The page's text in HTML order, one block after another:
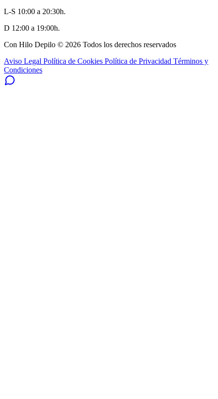
L-S 10:00 a 20:30h.
D 12:00 a 19:00h.
Con Hilo Depilo © 2026 Todos los derechos reservados
Aviso Legal Política de Cookies Política de Privacidad Términos y
Condiciones